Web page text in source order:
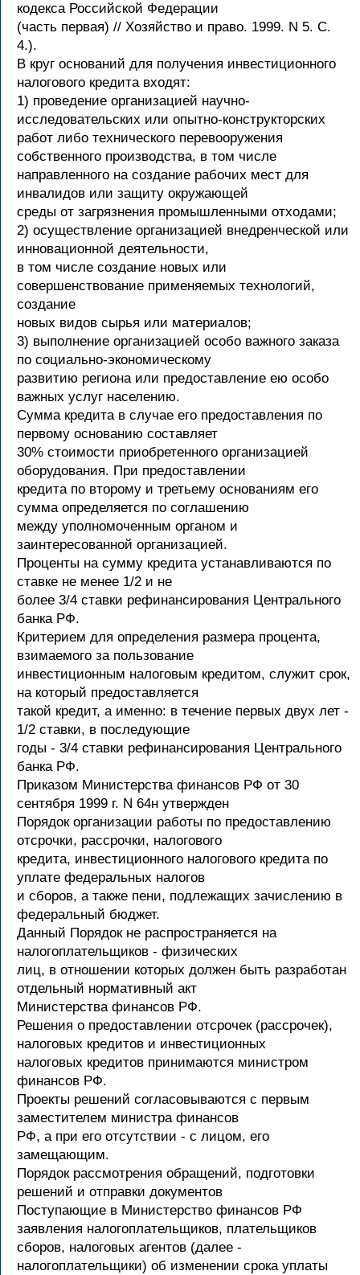
кодекса Российской Федерации
(часть первая) // Хозяйство и право. 1999. N 5. С.
4.).
В круг оснований для получения инвестиционного
налогового кредита входят:
1) проведение организацией научно-
исследовательских или опытно-конструкторских
работ либо технического перевооружения
собственного производства, в том числе
направленного на создание рабочих мест для
инвалидов или защиту окружающей
среды от загрязнения промышленными отходами;
2) осуществление организацией внедренческой или
инновационной деятельности,
в том числе создание новых или
совершенствование применяемых технологий,
создание
новых видов сырья или материалов;
3) выполнение организацией особо важного заказа
по социально-экономическому
развитию региона или предоставление ею особо
важных услуг населению.
Сумма кредита в случае его предоставления по
первому основанию составляет
30% стоимости приобретенного организацией
оборудования. При предоставлении
кредита по второму и третьему основаниям его
сумма определяется по соглашению
между уполномоченным органом и
заинтересованной организацией.
Проценты на сумму кредита устанавливаются по
ставке не менее 1/2 и не
более 3/4 ставки рефинансирования Центрального
банка РФ.
Критерием для определения размера процента,
взимаемого за пользование
инвестиционным налоговым кредитом, служит срок,
на который предоставляется
такой кредит, а именно: в течение первых двух лет -
1/2 ставки, в последующие
годы - 3/4 ставки рефинансирования Центрального
банка РФ.
Приказом Министерства финансов РФ от 30
сентября 1999 г. N 64н утвержден
Порядок организации работы по предоставлению
отсрочки, рассрочки, налогового
кредита, инвестиционного налогового кредита по
уплате федеральных налогов
и сборов, а также пени, подлежащих зачислению в
федеральный бюджет.
Данный Порядок не распространяется на
налогоплательщиков - физических
лиц, в отношении которых должен быть разработан
отдельный нормативный акт
Министерства финансов РФ.
Решения о предоставлении отсрочек (рассрочек),
налоговых кредитов и инвестиционных
налоговых кредитов принимаются министром
финансов РФ.
Проекты решений согласовываются с первым
заместителем министра финансов
РФ, а при его отсутствии - с лицом, его
замещающим.
Порядок рассмотрения обращений, подготовки
решений и отправки документов
Поступающие в Министерство финансов РФ
заявления налогоплательщиков, плательщиков
сборов, налоговых агентов (далее -
налогоплательщики) об изменении срока уплаты